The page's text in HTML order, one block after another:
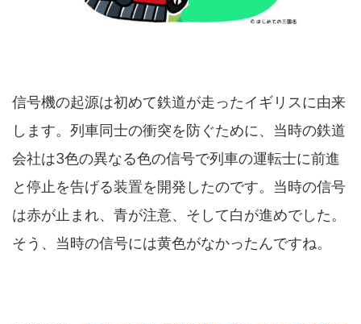
信号機の起源は初めて鉄道が走ったイギリスに由来
します。列車同士の衝突を防ぐために、当時の鉄道
会社は3色の異なる色の信号で列車の運転士に前進
と停止を告げる装置を開発したのです。当時の信号
は赤が止まれ、青が注意、そして白が進めでした。
そう、当時の信号には黄色がなかったんですね。